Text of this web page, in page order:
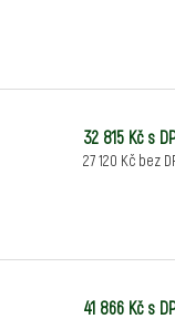
32 815 Kč s
27 120 Kč bez
41 866 Kč s